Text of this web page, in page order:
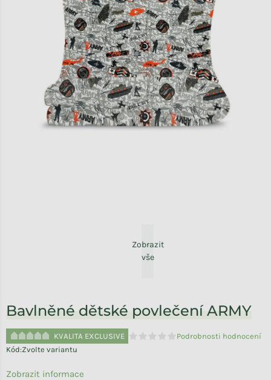
Zobrazit
vše
Bavlněné dětské povlečení ARMY
KVALITA EXCLUSIVE
Průměrné hodnocení produktu
Podrobnosti hodnocení
Kód:Zvolte variantu
Zobrazit informace